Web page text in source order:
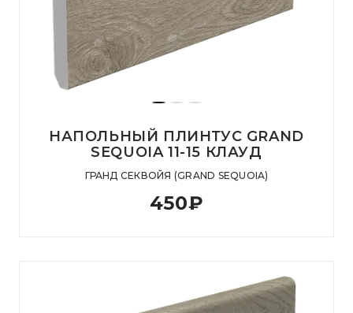
НАПОЛЬНЫЙ ПЛИНТУС GRAND
SEQUOIA 11-15 КЛАУД
ГРАНД СЕКВОЙЯ (GRAND SEQUOIA)
450₽